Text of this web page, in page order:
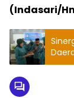
(Indasari/